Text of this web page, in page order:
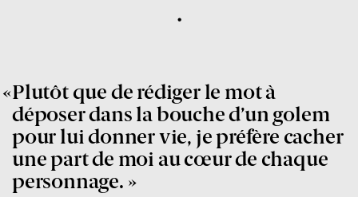
Plutôt que de rédiger le mot à
déposer dans la bouche d’un golem
pour lui donner vie, je préfère cacher
une part de moi au cœur de chaque
personnage.